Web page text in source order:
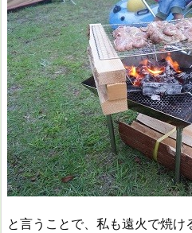
と言うことで、私も遠火で焼け